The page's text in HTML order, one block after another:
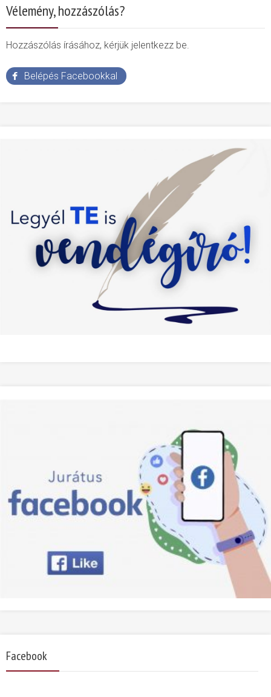
Vélemény, hozzászólás?
Hozzászólás írásához, kérjük jelentkezz be.
Belépés Facebookkal
Facebook